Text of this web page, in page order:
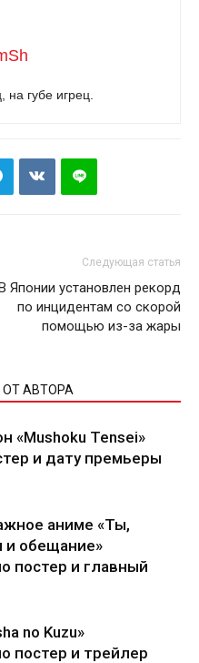
губе игрец.
Следующая статья
Японии установлен рекорд
по инцидентам со скорой
помощью из-за жары
АВТОРА
«Mushoku Tensei»
и дату премьеры
аниме «Ты,
и обещание»
постер и главный
no Kuzu»
постер и трейлер